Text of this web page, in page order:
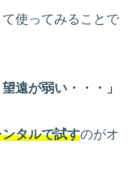
て使ってみることで
遠が弱い・・・」
ンタルで試すのがオ